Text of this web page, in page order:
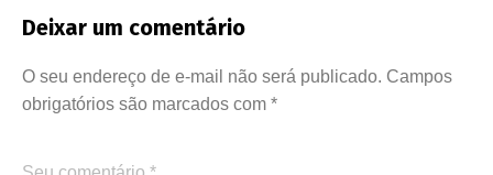
Deixar um comentário
O seu endereço de e-mail não será publicado. Campos
obrigatórios são marcados com *